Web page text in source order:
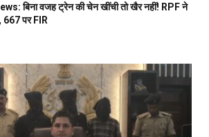
बिना वजह ट्रेन की चेन खींची तो खैर नहीं! RPF ने
667 पर FIR